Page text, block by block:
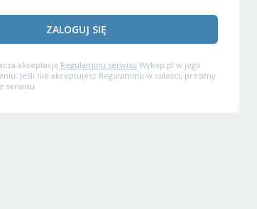
ZALOGUJ SIĘ
akceptację Regulaminu serwisu Wykop.pl w jego
Jeśli nie akceptujesz Regulaminu w całości, prosimy
serwisu.